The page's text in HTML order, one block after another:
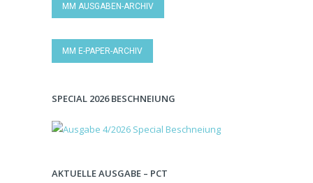
MM AUSGABEN-ARCHIV
MM E-PAPER-ARCHIV
SPECIAL 2026 BESCHNEIUNG
AKTUELLE AUSGABE – PCT